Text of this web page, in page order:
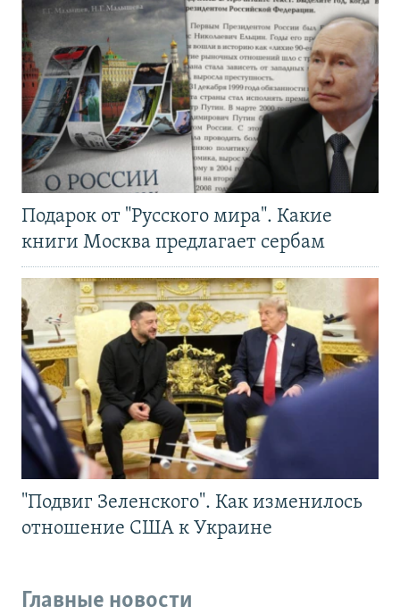
Подарок от "Русского мира". Какие
книги Москва предлагает сербам
"Подвиг Зеленского". Как изменилось
отношение США к Украине
Главные новости